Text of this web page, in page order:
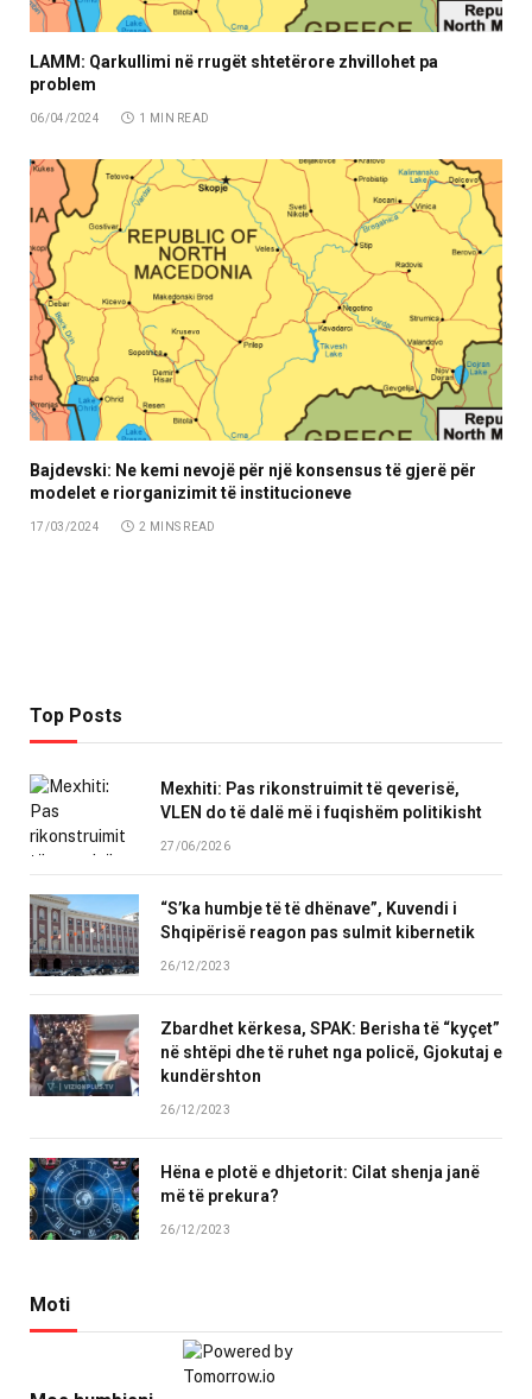
LAMM: Qarkullimi në rrugët shtetërore zhvillohet pa
problem
06/04/2024 1 MIN READ
Bajdevski: Ne kemi nevojë për një konsensus të gjerë për
modelet e riorganizimit të institucioneve
17/03/2024 2 MINS READ
Top Posts
Mexhiti: Pas rikonstruimit të qeverisë,
VLEN do të dalë më i fuqishëm politikisht
27/06/2026
“S’ka humbje të të dhënave”, Kuvendi i
Shqipërisë reagon pas sulmit kibernetik
26/12/2023
Zbardhet kërkesa, SPAK: Berisha të “kyçet”
në shtëpi dhe të ruhet nga policë, Gjokutaj e
kundërshton
26/12/2023
Hëna e plotë e dhjetorit: Cilat shenja janë
më të prekura?
26/12/2023
Moti